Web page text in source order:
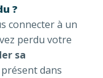
?
connecter à un
perdu votre
sa
présent dans